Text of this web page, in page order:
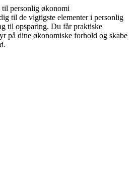
personlig økonomi
til de vigtigste elementer i personlig
til opsparing. Du får praktiske
på dine økonomiske forhold og skabe